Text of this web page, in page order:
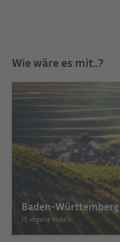
Wie wäre es mit..?
Baden-Württemberg
15 vegane Hotels